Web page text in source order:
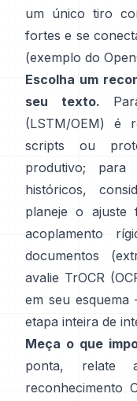
um único tiro
fortes e se
(exemplo do
Escolha um
seu texto.
(LSTM/OEM)
é
scripts ou
produtivo;
históricos,
planeje o ajuste
acoplamento
documentos
avalie TrOCR
em seu
etapa inteira de
Meça o que
ponta, relate
reconhecimento